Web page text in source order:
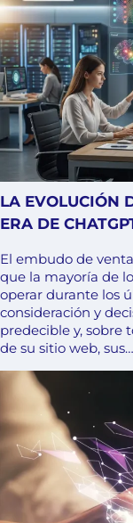
LA EVOLUCIÓN
ERA DE
El embudo de
que la mayoría de
operar durante los
consideración y
predecible y, sobre
de su sitio web, sus…